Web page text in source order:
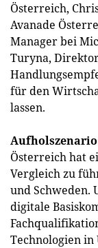
Österreich,
Avanade
Manager bei
Turyna,
für den
lassen.
Österreich hat
Vergleich zu
und Schweden.
digitale
Technologien